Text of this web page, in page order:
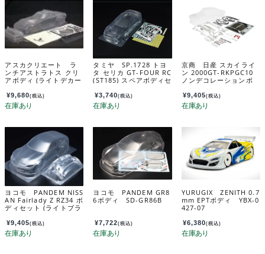
アスカクリエート ラ
ンチアストラトス クリ
アボディ (ライトデカー
¥9,680(税込)
タミヤ SP.1728 トヨ
タ セリカ GT-FOUR RC
(ST185) スペアボディセ
¥3,740(税込)
京商 日産 スカイライ
ン 2000GT-RKPGC10
ノンデコレーションボ
¥9,405(税込)
ヨコモ PANDEM NISS
AN Fairlady Z RZ34 ボ
ディセット (ライトブラ
き) SD-RZ34B
¥9,405(税込)
ヨコモ PANDEM GR8
6ボディ SD-GR86B
¥7,722(税込)
YURUGIX ZENITH 0.7
mm EPTボディ YBX-0
427-07
¥6,380(税込)